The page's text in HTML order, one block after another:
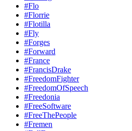
#Flo
#Florrie
#Flotilla
#Fly
#Forges
#Forward
#France
#FrancisDrake
#FreedomFighter
#FreedomOfSpeech
#Freedonia
#FreeSoftware
#FreeThePeople
#Fremen